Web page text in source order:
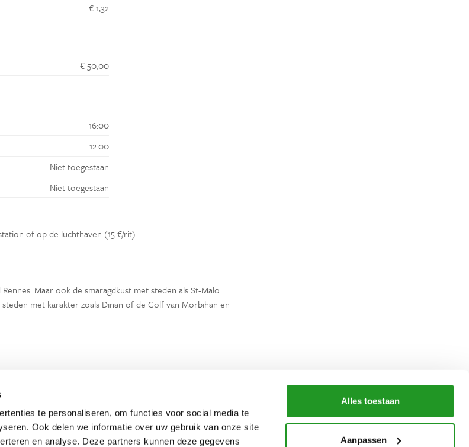
te personaliseren, om functies voor social media te
Ook delen we informatie over uw gebruik van onze site
en analyse. Deze partners kunnen deze gegevens
Alles toestaan
Aanpassen
€ 1,32
€ 50,00
16:00
12:00
Niet toegestaan
Niet toegestaan
of op de luchthaven (15 €/rit).
Maar ook de smaragdkust met steden als St-Malo
met karakter zoals Dinan of de Golf van Morbihan en